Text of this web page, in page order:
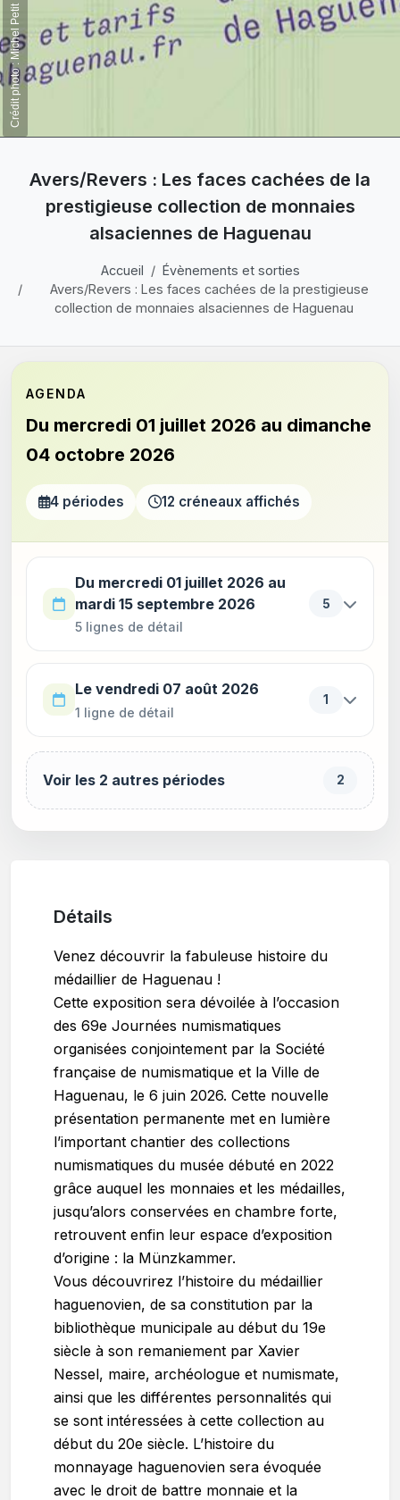
Crédit photo : Michel Petit
Avers/Revers : Les faces cachées de la
prestigieuse collection de monnaies
alsaciennes de Haguenau
Accueil
Évènements et sorties
Avers/Revers : Les faces cachées de la prestigieuse
collection de monnaies alsaciennes de Haguenau
AGENDA
Du mercredi 01 juillet 2026 au dimanche
04 octobre 2026
4 périodes 12 créneaux affichés
Du mercredi 01 juillet 2026 au
mardi 15 septembre 2026
5 lignes de détail
5
Le vendredi 07 août 2026
1 ligne de détail
1
Voir les 2 autres périodes 2
Détails
Venez découvrir la fabuleuse histoire du
médaillier de Haguenau !
Cette exposition sera dévoilée à l’occasion
des 69e Journées numismatiques
organisées conjointement par la Société
française de numismatique et la Ville de
Haguenau, le 6 juin 2026. Cette nouvelle
présentation permanente met en lumière
l’important chantier des collections
numismatiques du musée débuté en 2022
grâce auquel les monnaies et les médailles,
jusqu’alors conservées en chambre forte,
retrouvent enfin leur espace d’exposition
d’origine : la Münzkammer.
Vous découvrirez l’histoire du médaillier
haguenovien, de sa constitution par la
bibliothèque municipale au début du 19e
siècle à son remaniement par Xavier
Nessel, maire, archéologue et numismate,
ainsi que les différentes personnalités qui
se sont intéressées à cette collection au
début du 20e siècle. L’histoire du
monnayage haguenovien sera évoquée
avec le droit de battre monnaie et la